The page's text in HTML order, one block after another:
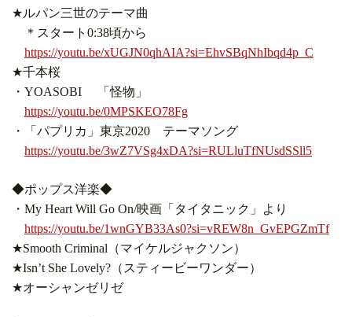
★ルパン三世のテーマ曲
＊スタート0:38頃から
https://youtu.be/xUGJN0qhAIA?si=EhvSBqNhIbqd4p_C
★千本桜
・YOASOBI 「怪物」
https://youtu.be/0MPSKEO78Fg
・
「パプリカ」東京2020 テーマソング
https://youtu.be/3wZ7VSg4xDA?si=RULluTfNUsdSSll5
◆ポップス洋楽◆
・My Heart Will Go On/映画「タイタニック」より
https://youtu.be/1wnGYB33As0?si=vREW8n_GvEPGZmTf
★Smooth Criminal（マイケルジャクソン）
★Isn’t She Lovely?（スティービーワンダー）
★オーシャンゼリゼ